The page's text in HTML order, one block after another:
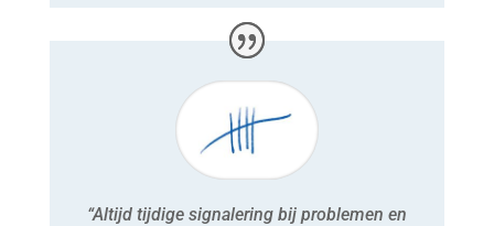
“Altijd tijdige signalering bij problemen en